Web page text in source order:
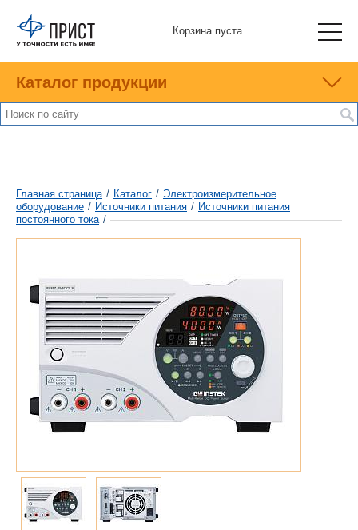
Корзина пуста
Каталог продукции
Главная страница / Каталог / Электроизмерительное
оборудование / Источники питания / Источники питания
постоянного тока /